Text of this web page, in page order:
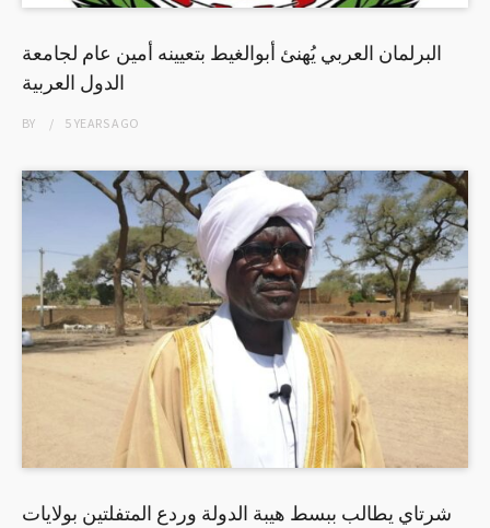
البرلمان العربي يُهنئ أبوالغيط بتعيينه أمين عام لجامعة
الدول العربية
BY 5 YEARSAGO
شرتاي يطالب ببسط هيبة الدولة وردع المتفلتين بولايات